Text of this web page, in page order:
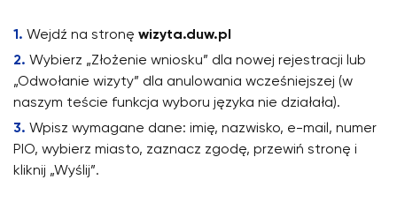
Wejdź na stronę wizyta.duw.pl
Wybierz „Złożenie wniosku” dla nowej rejestracji lub
„Odwołanie wizyty” dla anulowania wcześniejszej (w
naszym teście funkcja wyboru języka nie działała).
Wpisz wymagane dane: imię, nazwisko, e-mail, numer
PIO, wybierz miasto, zaznacz zgodę, przewiń stronę i
kliknij „Wyślij”.